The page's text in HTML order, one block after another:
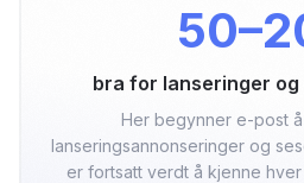
bra for lanseringer
Her begynner e-post
lanseringsannonseringer og
er fortsatt verdt å kjenne